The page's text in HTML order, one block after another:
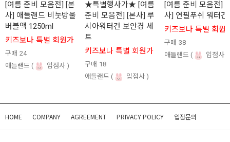
[여름 준비 모음전] [본
사] 애들랜드 비눗방울
버블액 1250ml
키즈보나 특별 회원가
구매 24
애들랜드
입점사
★특별행사가★ [여름
준비 모음전] [본사] 루
시아워터건 보안경 세
트
키즈보나 특별 회원가
구매 18
애들랜드
입점사
[여름 준비 모음전] [
사] 연필푸쉬 워터건
키즈보나 특별 회원
구매 38
애들랜드
입점사
HOME COMPANY AGREEMENT PRIVACY POLICY 입점문의